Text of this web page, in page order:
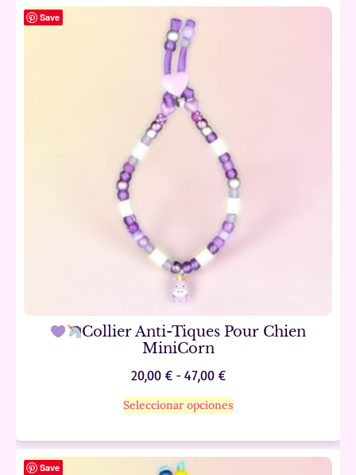
Save
Collier Anti-Tiques Pour Chien
MiniCorn
20,00 € - 47,00 €
Seleccionar opciones
Save